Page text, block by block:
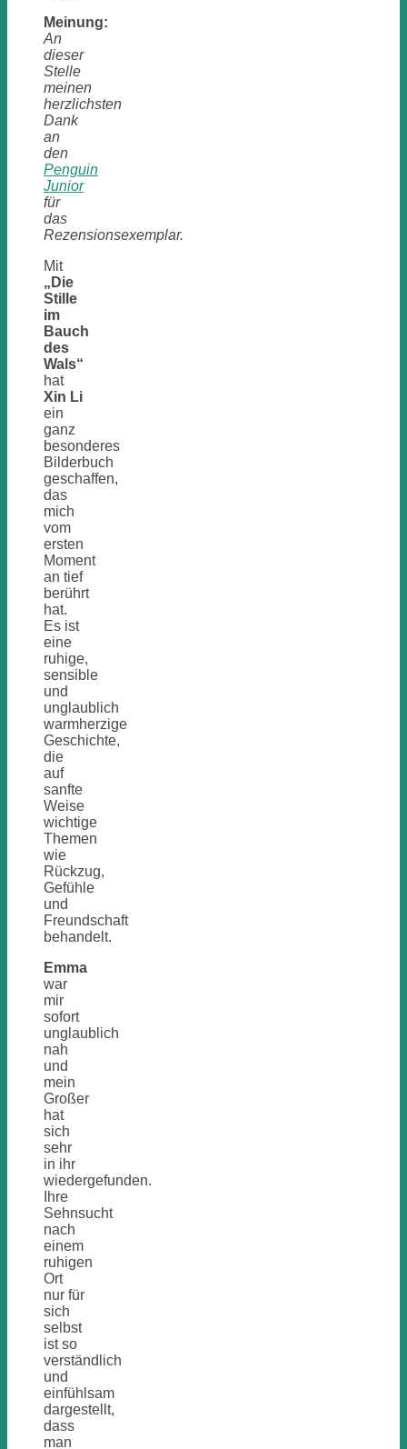
Meinung:
An
dieser
Stelle
meinen
herzlichsten
Dank
an
den
Penguin
Junior
für
das
Rezensionsexemplar.
Mit
„Die
Stille
im
Bauch
des
Wals“
hat
Xin Li
ein
ganz
besonderes
Bilderbuch
geschaffen,
das
mich
vom
ersten
Moment
an tief
berührt
hat.
Es ist
eine
ruhige,
sensible
und
unglaublich
warmherzige
Geschichte,
die
auf
sanfte
Weise
wichtige
Themen
wie
Rückzug,
Gefühle
und
Freundschaft
behandelt.
Emma
war
mir
sofort
unglaublich
nah
und
mein
Großer
hat
sich
sehr
in ihr
wiedergefunden.
Ihre
Sehnsucht
nach
einem
ruhigen
Ort
nur für
sich
selbst
ist so
verständlich
und
einfühlsam
dargestellt,
dass
man